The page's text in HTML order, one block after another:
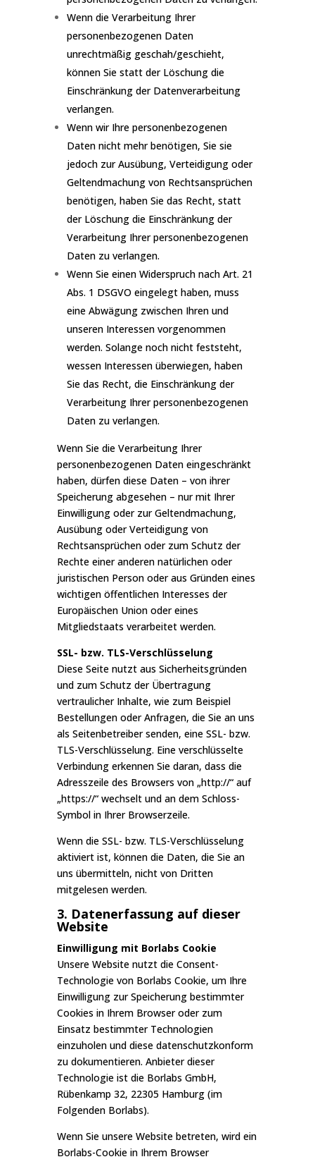
Wenn die Verarbeitung Ihrer
personenbezogenen Daten
unrechtmäßig geschah/geschieht,
können Sie statt der Löschung die
Einschränkung der Datenverarbeitung
verlangen.
Wenn wir Ihre personenbezogenen
Daten nicht mehr benötigen, Sie sie
jedoch zur Ausübung, Verteidigung oder
Geltendmachung von Rechtsansprüchen
benötigen, haben Sie das Recht, statt
der Löschung die Einschränkung der
Verarbeitung Ihrer personenbezogenen
Daten zu verlangen.
Wenn Sie einen Widerspruch nach Art. 21
Abs. 1 DSGVO eingelegt haben, muss
eine Abwägung zwischen Ihren und
unseren Interessen vorgenommen
werden. Solange noch nicht feststeht,
wessen Interessen überwiegen, haben
Sie das Recht, die Einschränkung der
Verarbeitung Ihrer personenbezogenen
Daten zu verlangen.
Wenn Sie die Verarbeitung Ihrer
personenbezogenen Daten eingeschränkt
haben, dürfen diese Daten – von ihrer
Speicherung abgesehen – nur mit Ihrer
Einwilligung oder zur Geltendmachung,
Ausübung oder Verteidigung von
Rechtsansprüchen oder zum Schutz der
Rechte einer anderen natürlichen oder
juristischen Person oder aus Gründen eines
wichtigen öffentlichen Interesses der
Europäischen Union oder eines
Mitgliedstaats verarbeitet werden.
SSL- bzw. TLS-Verschlüsselung
Diese Seite nutzt aus Sicherheitsgründen
und zum Schutz der Übertragung
vertraulicher Inhalte, wie zum Beispiel
Bestellungen oder Anfragen, die Sie an uns
als Seitenbetreiber senden, eine SSL- bzw.
TLS-Verschlüsselung. Eine verschlüsselte
Verbindung erkennen Sie daran, dass die
Adresszeile des Browsers von „http://“ auf
„https://“ wechselt und an dem Schloss-
Symbol in Ihrer Browserzeile.
Wenn die SSL- bzw. TLS-Verschlüsselung
aktiviert ist, können die Daten, die Sie an
uns übermitteln, nicht von Dritten
mitgelesen werden.
3. Datenerfassung auf dieser
Website
Einwilligung mit Borlabs Cookie
Unsere Website nutzt die Consent-
Technologie von Borlabs Cookie, um Ihre
Einwilligung zur Speicherung bestimmter
Cookies in Ihrem Browser oder zum
Einsatz bestimmter Technologien
einzuholen und diese datenschutzkonform
zu dokumentieren. Anbieter dieser
Technologie ist die Borlabs GmbH,
Rübenkamp 32, 22305 Hamburg (im
Folgenden Borlabs).
Wenn Sie unsere Website betreten, wird ein
Borlabs-Cookie in Ihrem Browser